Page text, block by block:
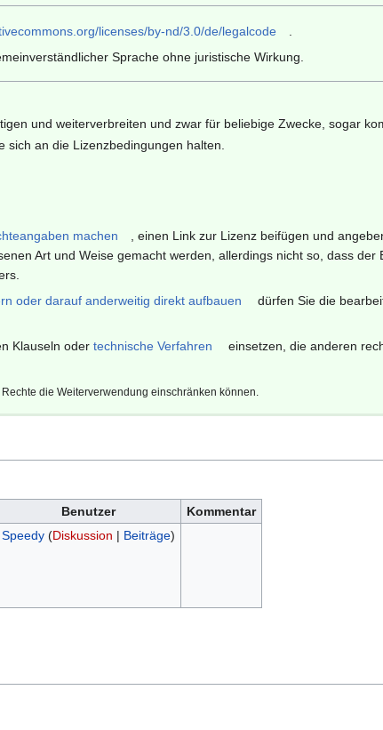
licenses/by-nd/3.0/de/legalcode
Sprache ohne juristische Wirkung.
und weiterverbreiten und zwar für beliebige Zwecke, sogar
an die Lizenzbedingungen halten.
machen , einen Link zur Lizenz beifügen und
Art und Weise gemacht werden, allerdings nicht so, dass der
oder darauf anderweitig direkt aufbauen
dürfen Sie die
Klauseln odertechnische Verfahren
einsetzen, die anderen
die Weiterverwendung einschränken können.
Benutzer
Kommentar
Speedy (Diskussion | Beiträge)